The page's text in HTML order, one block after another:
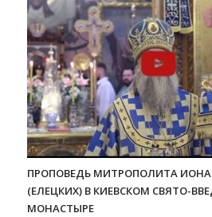
ПРОПОВЕДЬ МИТРОПОЛИТА
(ЕЛЕЦКИХ) В КИЕВСКОМ СВЯТО-
МОНАСТЫРЕ